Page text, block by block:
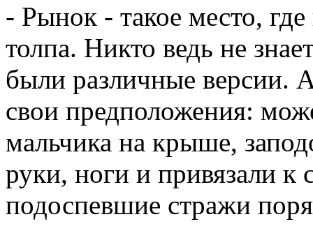
- Рынок - такое место,
толпа. Никто ведь не
были различные версии.
свои предположения:
мальчика на крыше,
руки, ноги и привязали к
подоспевшие стражи